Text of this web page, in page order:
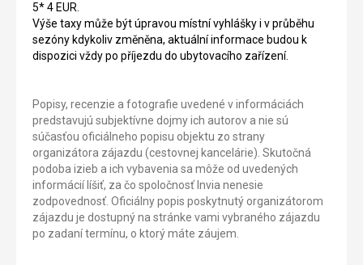
5* 4 EUR.
Výše taxy může být úpravou místní vyhlášky i v průběhu
sezóny kdykoliv změněna, aktuální informace budou k
dispozici vždy po příjezdu do ubytovacího zařízení.
Popisy, recenzie a fotografie uvedené v informáciách
predstavujú subjektívne dojmy ich autorov a nie sú
súčasťou oficiálneho popisu objektu zo strany
organizátora zájazdu (cestovnej kancelárie). Skutočná
podoba izieb a ich vybavenia sa môže od uvedených
informácií líšiť, za čo spoločnosť Invia nenesie
zodpovednosť. Oficiálny popis poskytnutý organizátorom
zájazdu je dostupný na stránke vami vybraného zájazdu
po zadaní termínu, o ktorý máte záujem.